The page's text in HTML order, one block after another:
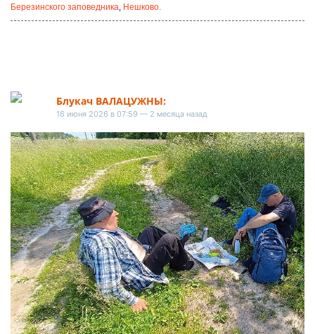
Березинского заповедника, Нешково.
Блукач ВАЛАЦУЖНЫ:
16 июня 2026 в 07:59 — 2 месяца назад